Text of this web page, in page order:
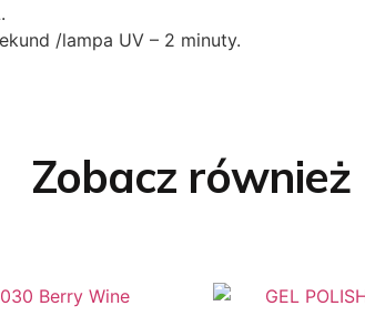
/lampa UV – 2 minuty.
Zobacz również